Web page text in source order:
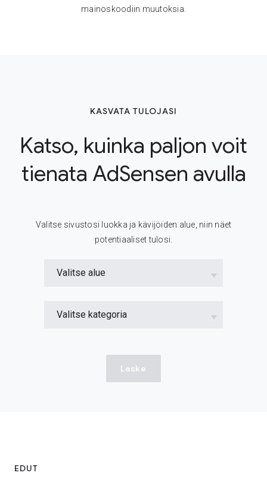
mainoskoodiin muutoksia.
KASVATA TULOJASI
Katso, kuinka paljon voit
tienata AdSensen avulla
Valitse sivustosi luokka ja kävijöiden alue, niin näet
potentiaaliset tulosi.
Valitse alue
Valitse kategoria
Laske
EDUT